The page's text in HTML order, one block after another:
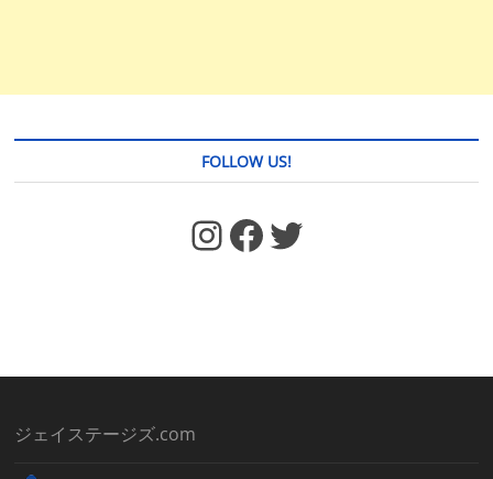
FOLLOW US!
https://www.facebook.com/jstages/ Facebook Twitter
ジェイステージズ.com